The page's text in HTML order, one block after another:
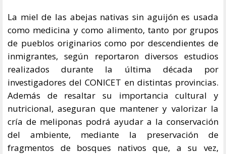
La miel de las abejas nativas sin aguijón es usada
como medicina y como alimento, tanto por grupos
de pueblos originarios como por descendientes de
inmigrantes, según reportaron diversos estudios
realizados durante la última década por
investigadores del CONICET en distintas provincias.
Además de resaltar su importancia cultural y
nutricional, aseguran que mantener y valorizar la
cría de meliponas podrá ayudar a la conservación
del ambiente, mediante la preservación de
fragmentos de bosques nativos que, a su vez,